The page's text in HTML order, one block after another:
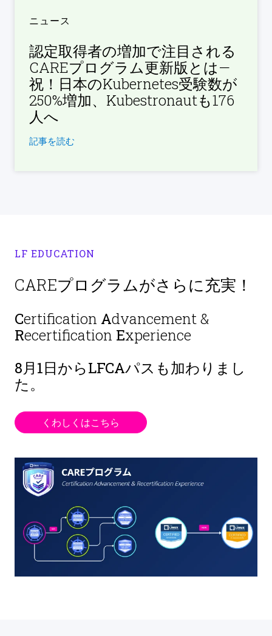
ニュース
認定取得者の増加で注目される
CAREプログラム更新版とは—
祝！日本のKubernetes受験数が
250%増加、Kubestronautも176
人へ
記事を読む
LF EDUCATION
CAREプログラムがさらに充実！
Certification Advancement &
Recertification Experience
8月1日からLFCAパスも加わりまし
た。
くわしくはこちら